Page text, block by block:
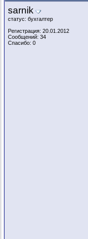
sarnik
статус: бухгалтер
Регистрация: 20.01.2012
Сообщений: 34
Спасибо: 0